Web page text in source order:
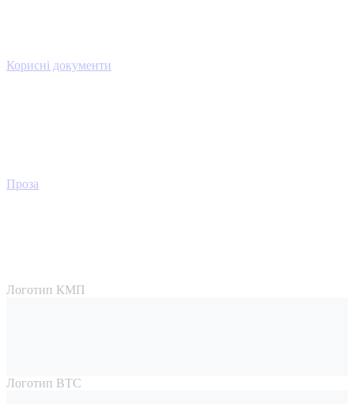
Корисні документи
Проза
Логотип КМП
Логотип ВТС